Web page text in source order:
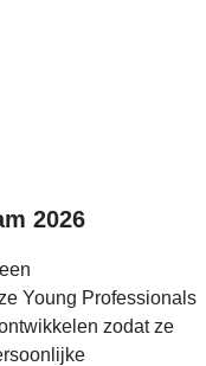
2026
Young Professionals
zodat ze